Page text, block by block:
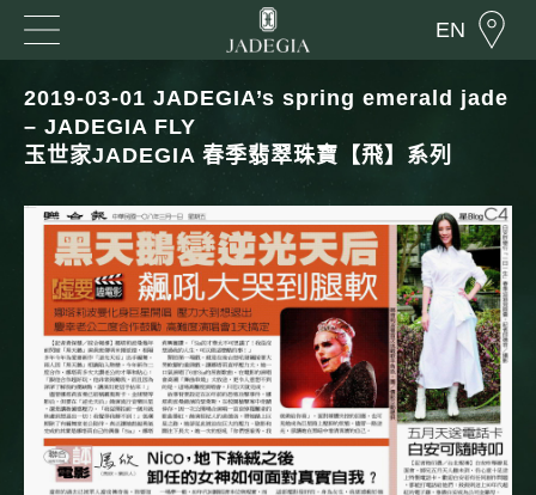
EN
2019-03-01 JADEGIA’s spring emerald jade
– JADEGIA FLY
玉世家JADEGIA 春季翡翠珠寶【飛】系列